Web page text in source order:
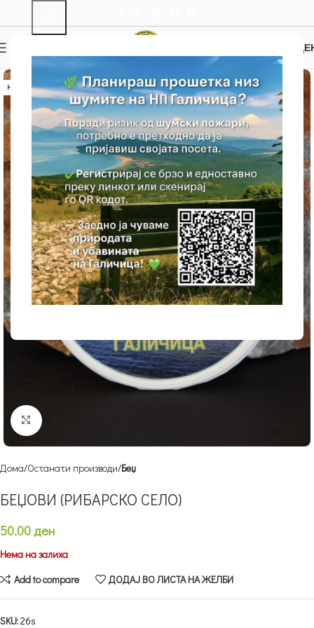
НЕМА ЗАЛИХА
Кликнете за зголемување
Дома Останати производи Беџ
БЕЏОВИ (РИБАРСКО СЕЛО)
50.00ден
Нема на залиха
Add to compare
ДОДАЈ ВО ЛИСТА НА ЖЕЛБИ
SKU:26s